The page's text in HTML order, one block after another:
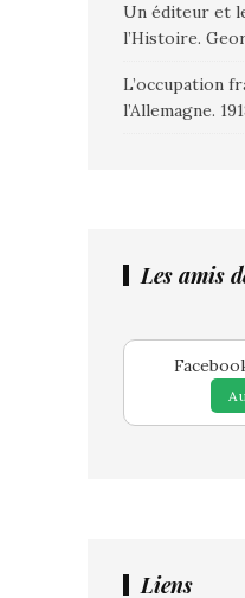
Un éditeur et
l’Histoire.
L’occupation
l’Allemagne.
Les amis
Liens